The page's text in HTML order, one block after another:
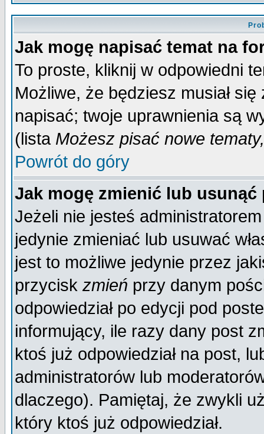
Jak mogę napisać temat na
To proste, kliknij w odpowiedni
Możliwe, że będziesz musiał
napisać; twoje uprawnienia są
(lista Możesz pisać nowe
Powrót do góry
Jak mogę zmienić lub usunąć
Jeżeli nie jesteś
jedynie zmieniać lub usuwać
jest to możliwe jedynie przez
przycisk zmień przy danym
odpowiedział po edycji pod
informujący, ile razy dany post
ktoś już odpowiedział na post,
administratorów lub
dlaczego). Pamiętaj, że zwykli
który ktoś już odpowiedział.